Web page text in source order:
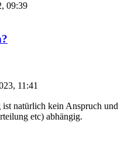
09:39
11:41
natürlich kein Anspruch und
etc) abhängig.